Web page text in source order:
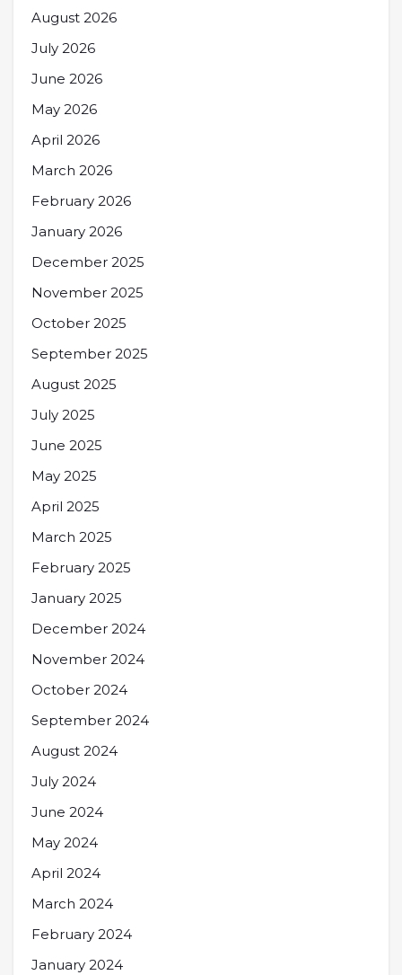
August 2026
July 2026
June 2026
May 2026
April 2026
March 2026
February 2026
January 2026
December 2025
November 2025
October 2025
September 2025
August 2025
July 2025
June 2025
May 2025
April 2025
March 2025
February 2025
January 2025
December 2024
November 2024
October 2024
September 2024
August 2024
July 2024
June 2024
May 2024
April 2024
March 2024
February 2024
January 2024